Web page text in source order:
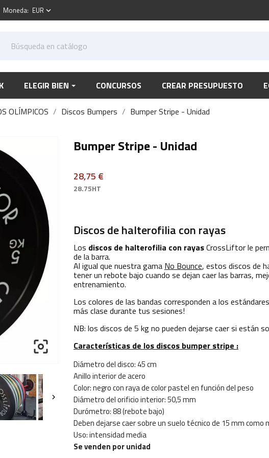
Moneda: EUR keyboard_arrow_down
ELEGIR BIEN CONCURSOS CREAR PRESUPUESTO
OLÍMPICOS Discos Bumpers Bumper Stripe - Unidad


Bumper Stripe - Unidad
28,75 €
28.75HT
Discos de halterofilia con rayas
Los discos de halterofilia con rayasCrossLiftor le
de la barra.
Al igual que nuestra gama No Bounce, estos discos de
tener un rebote bajo cuando se dejan caer las barras,
entrenamiento.
Los colores de las bandas corresponden a los
más clase durante tus sesiones!
NB: los discos de 5 kg no pueden dejarse caer si están
Características de los discos bumper stripe :
Diámetro del disco: 45 cm
Anillo interior de acero
Color: negro con raya de color pastel en función del peso
Diámetro del orificio interior: 50,5 mm
Durómetro: 88 (rebote bajo)
Deben dejarse caer sobre un suelo técnico de 15 mm como
Uso: intensidad media
Se venden por unidad